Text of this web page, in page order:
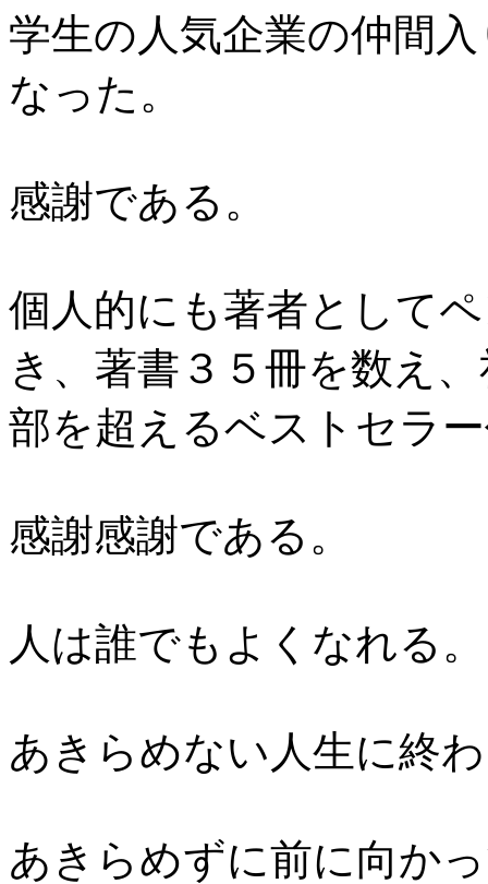
学生の人気企業の仲間
なった。
感謝である。
個人的にも著者として
き、著書３５冊を数え
部を超えるベストセラ
感謝感謝である。
人は誰でもよくなれる。
あきらめない人生に終
あきらめずに前に向か